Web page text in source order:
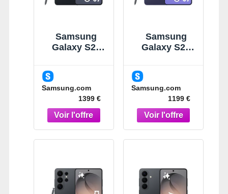
Samsung
Galaxy S26
Smartphone
Noir
Samsung.com
1399 €
Samsung
Galaxy S26
Smartphone
IA Violet
Samsung.com
1199 €